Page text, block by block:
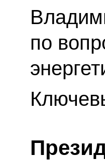
по